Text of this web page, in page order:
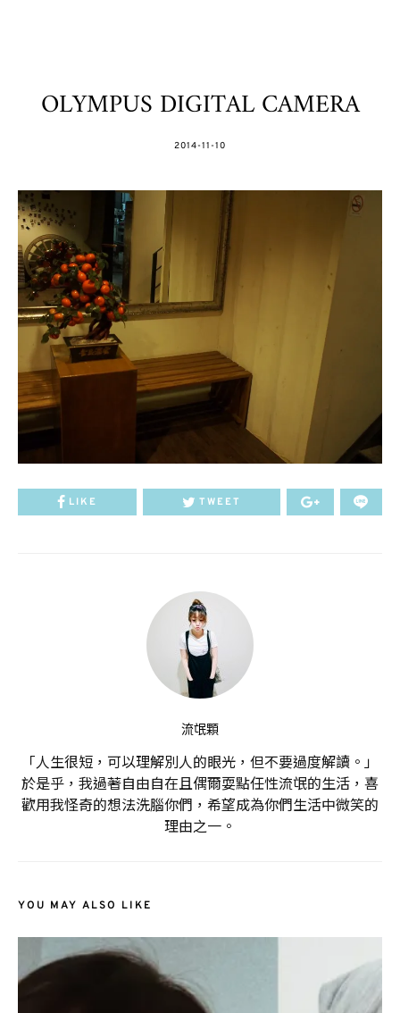
OLYMPUS DIGITAL CAMERA
POSTED
2014-11-10
LIKE TWEET
流氓顆
「人生很短，可以理解別人的眼光，但不要過度解讀。」
於是乎，我過著自由自在且偶爾耍點任性流氓的生活，喜
歡用我怪奇的想法洗腦你們，希望成為你們生活中微笑的
理由之一。
YOU MAY ALSO LIKE